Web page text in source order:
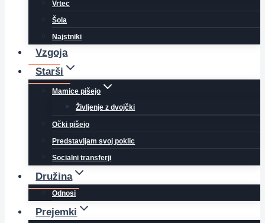
Vrtec
Šola
Najstniki
Vzgoja
Starši
Mamice pišejo
Življenje z dvojčki
Očki pišejo
Predstavljam svoj poklic
Socialni transferji
Družina
Odnosi
Prejemki